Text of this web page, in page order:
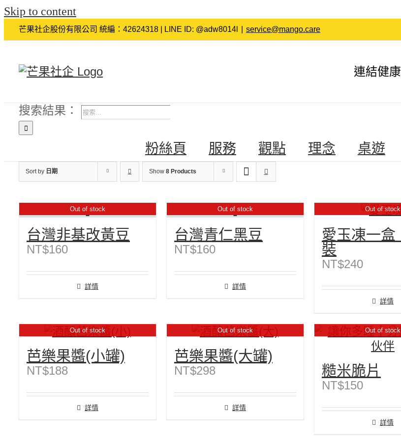
Skip to content
芒果社企股份有限公司 統編：42624318 | LINE ID: @adw8014l service@mango.care
連結健
搜索結果：
粉絲頁 服務 觀點 理念 桌遊
Sort by 日期 Show 8 Products
Out of stock
台灣非基改黃豆
NT$160
詳情
Out of stock
台灣青仁黑豆
NT$160
詳情
Out of stock
愛玉凍一盒
裝
NT$240
詳情
Out of stock
芭樂果醬(小罐)
NT$188
詳情
Out of stock
芭樂果醬(大罐)
NT$298
詳情
Out of stock
糙米脆片
NT$150
詳情